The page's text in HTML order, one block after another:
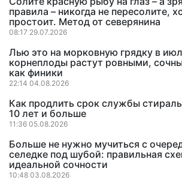
правила – никогда не пересолите,
простоит. Метод от северянина
08:17 29.07.2026
Лью это на морковную грядку в
корнеплоды растут ровными,
как финики
22:14 04.08.2026
Как продлить срок службы
10 лет и больше
11:36 05.08.2026
Больше не нужно мучиться с
селедке под шубой: правильная
идеальной сочности
10:48 03.08.2026